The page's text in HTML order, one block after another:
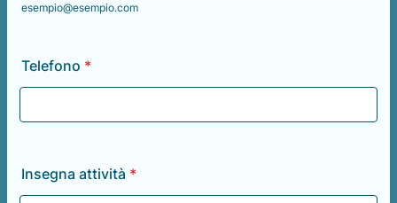
esempio@esempio.com
Telefono *
Insegna attività *